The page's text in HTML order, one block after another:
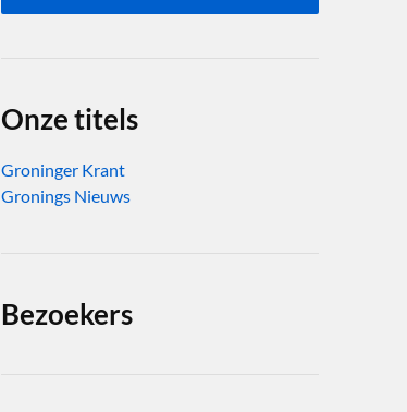
Onze titels
Groninger Krant
Gronings Nieuws
Bezoekers